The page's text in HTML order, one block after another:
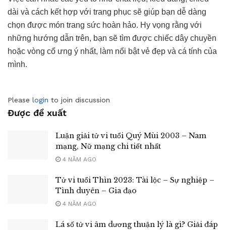
dài và cách kết hợp với trang phục sẽ giúp bạn dễ dàng
chọn được món trang sức hoàn hảo. Hy vọng rằng với
những hướng dẫn trên, bạn sẽ tìm được chiếc dây chuyền
hoặc vòng cổ ưng ý nhất, làm nổi bật vẻ đẹp và cá tính của
mình.
Please login to join discussion
Được đề xuất
Luận giải tử vi tuổi Quý Mùi 2003 – Nam
mạng, Nữ mạng chi tiết nhất
4 NĂM AGO
Tử vi tuổi Thìn 2023: Tài lộc – Sự nghiệp –
Tình duyên – Gia đạo
4 NĂM AGO
Lá số tử vi âm dương thuận lý là gì? Giải đáp